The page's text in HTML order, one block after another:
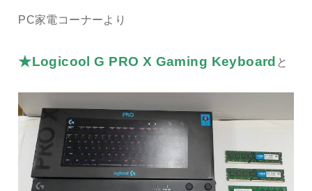
PC家電コーナーより
★Logicool G PRO X Gaming Keyboard と